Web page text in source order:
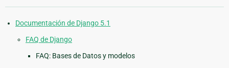
Documentación de Django 5.1
FAQ de Django
FAQ: Bases de Datos y modelos